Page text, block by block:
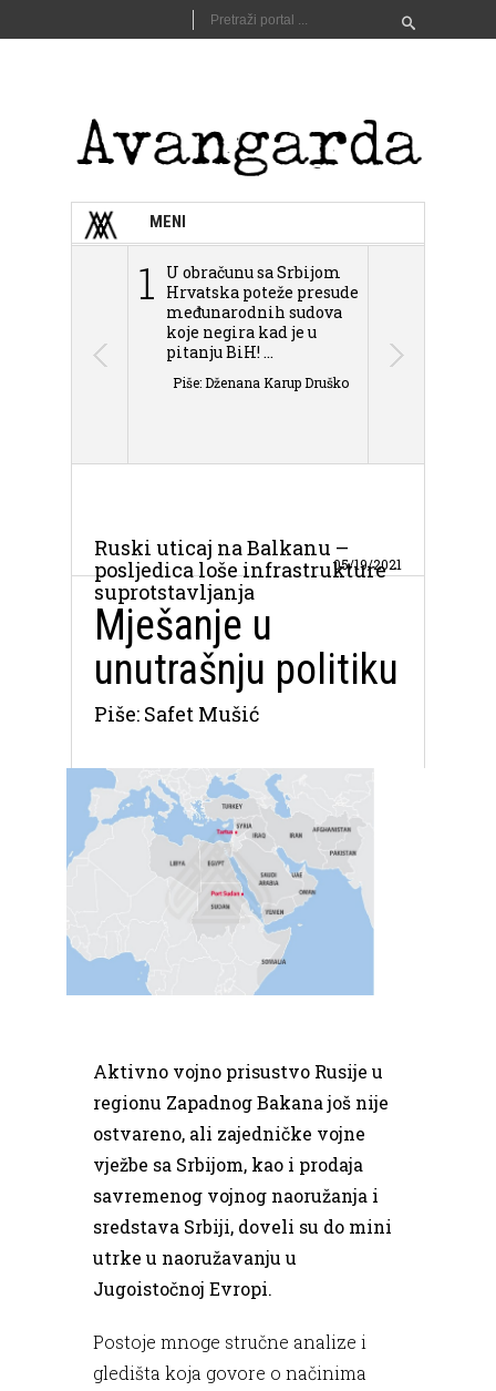
MENI
1
U obračunu sa Srbijom
Hrvatska poteže presude
međunarodnih sudova
koje negira kad je u
pitanju BiH! ...
Piše: Dženana Karup Druško
Ruski uticaj na Balkanu –
posljedica loše infrastrukture
suprotstavljanja
05/19/2021
Mješanje u
unutrašnju politiku
Piše: Safet Mušić
Aktivno vojno prisustvo Rusije u
regionu Zapadnog Bakana još nije
ostvareno, ali zajedničke vojne
vježbe sa Srbijom, kao i prodaja
savremenog vojnog naoružanja i
sredstava Srbiji, doveli su do mini
utrke u naoružavanju u
Jugoistočnoj Evropi.
Postoje mnoge stručne analize i
gledišta koja govore o načinima